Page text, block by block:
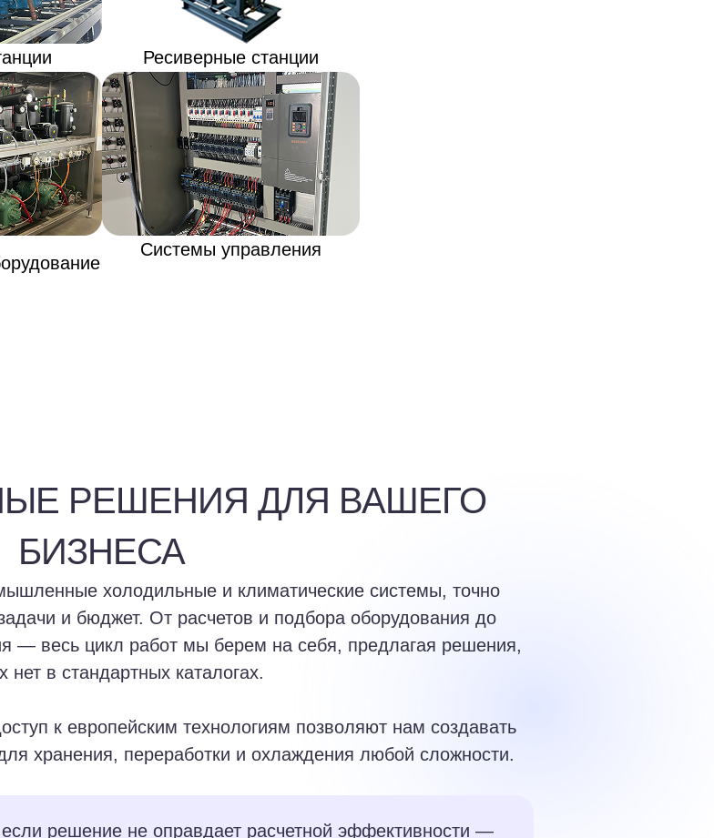
Ресиверные станции
Системы управления
РЕШЕНИЯ ДЛЯ ВАШЕГО
БИЗНЕСА
холодильные и климатические системы, точно
и бюджет. От расчетов и подбора оборудования до
— весь цикл работ мы берем на себя, предлагая решения,
нет в стандартных каталогах.
к европейским технологиям позволяют нам создавать
хранения, переработки и охлаждения любой сложности.
решение не оправдает расчетной эффективности —